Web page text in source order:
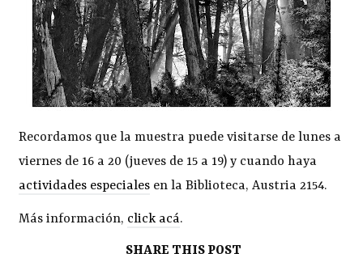
Recordamos que la muestra puede visitarse de lunes a
viernes de 16 a 20 (jueves de 15 a 19) y cuando haya
actividades especiales en la Biblioteca, Austria 2154.
Más información, click acá.
SHARE THIS POST